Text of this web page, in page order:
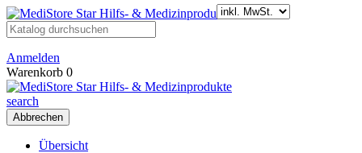
Anmelden
Warenkorb 0
search
Abbrechen
Übersicht